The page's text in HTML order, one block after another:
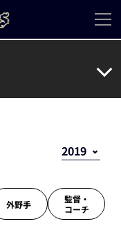
外野手
監督・
コーチ